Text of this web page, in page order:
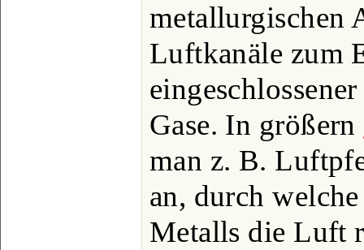
metallurgischen
Luftkanäle zum
Gase. In größern
man z. B.
an, durch
Metalls die Luft